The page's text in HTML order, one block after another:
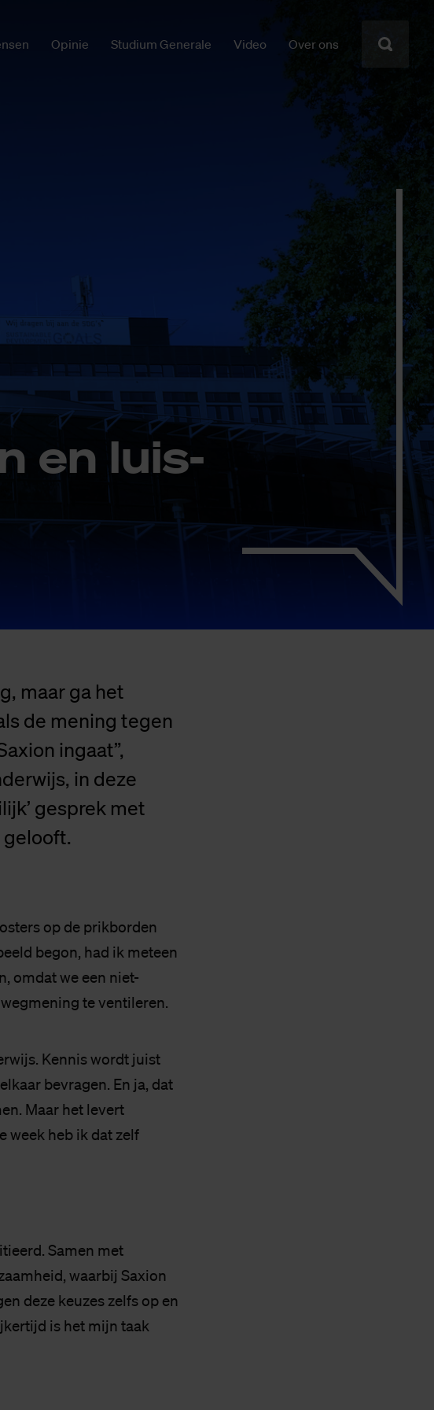
Opinie Studium Generale Video Over ons
en luis­
maar ga het
de mening tegen
ingaat”,
in deze
gesprek met
op de prikborden
begon, had ik meteen
omdat we een niet-
te ventileren.
Kennis wordt juist
bevragen. En ja, dat
Maar het levert
week heb ik dat zelf
Samen met
waarbij Saxion
deze keuzes zelfs op en
is het mijn taak